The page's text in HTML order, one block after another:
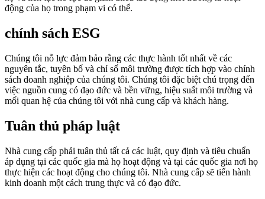
động của họ trong phạm vi có thể.
chính sách ESG
Chúng tôi nỗ lực đảm bảo rằng các thực hành tốt nhất về các
nguyên tắc, tuyên bố và chỉ số môi trường được tích hợp vào chính
sách doanh nghiệp của chúng tôi. Chúng tôi đặc biệt chú trọng đến
việc nguồn cung có đạo đức và bền vững, hiệu suất môi trường và
mối quan hệ của chúng tôi với nhà cung cấp và khách hàng.
Tuân thủ pháp luật
Nhà cung cấp phải tuân thủ tất cả các luật, quy định và tiêu chuẩn
áp dụng tại các quốc gia mà họ hoạt động và tại các quốc gia nơi họ
thực hiện các hoạt động cho chúng tôi. Nhà cung cấp sẽ tiến hành
kinh doanh một cách trung thực và có đạo đức.